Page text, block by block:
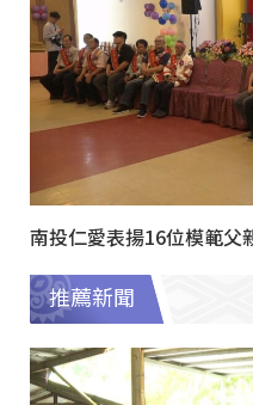
南投仁愛表揚16位模範父
推薦新聞